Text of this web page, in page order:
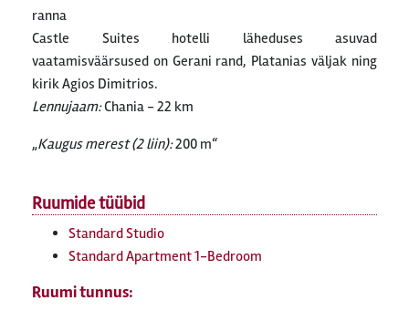
ranna
Castle Suites hotelli läheduses asuvad
vaatamisväärsused on Gerani rand, Platanias väljak ning
kirik Agios Dimitrios.
Lennujaam:Chania - 22 km
Kaugus merest (2 liin):200 m
Ruumide tüübid
Standard Studio
Standard Apartment 1-Bedroom
Ruumi tunnus: